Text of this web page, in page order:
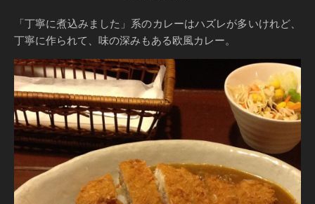
「丁寧に煮込みました」系のカレーはハズレが多いけれど、
丁寧に作られて、味の深みもある欧風カレー。